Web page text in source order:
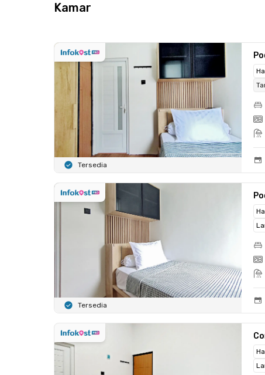
Kamar
Tersedia
Tersedia